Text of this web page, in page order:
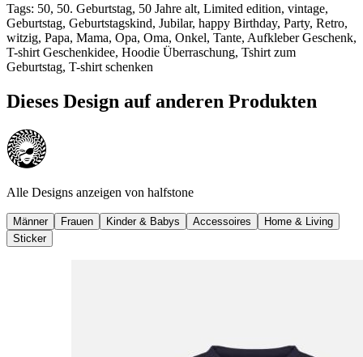
Tags: 50, 50. Geburtstag, 50 Jahre alt, Limited edition, vintage,
Geburtstag, Geburtstagskind, Jubilar, happy Birthday, Party, Retro,
witzig, Papa, Mama, Opa, Oma, Onkel, Tante, Aufkleber Geschenk,
T-shirt Geschenkidee, Hoodie Überraschung, Tshirt zum
Geburtstag, T-shirt schenken
Dieses Design auf anderen Produkten
Alle Designs anzeigen von halfstone
Männer Frauen Kinder & Babys Accessoires
Home & Living
Sticker